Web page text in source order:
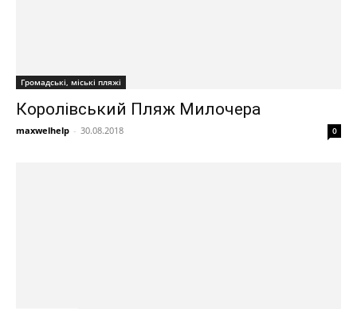
Громадські, міські пляжі
Королівський Пляж Милочера
maxwelhelp - 30.08.2018 0